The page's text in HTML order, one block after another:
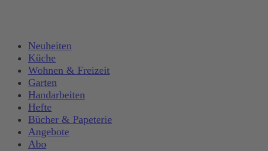
Neuheiten
Küche
Wohnen & Freizeit
Garten
Handarbeiten
Hefte
Bücher & Papeterie
Angebote
Abo